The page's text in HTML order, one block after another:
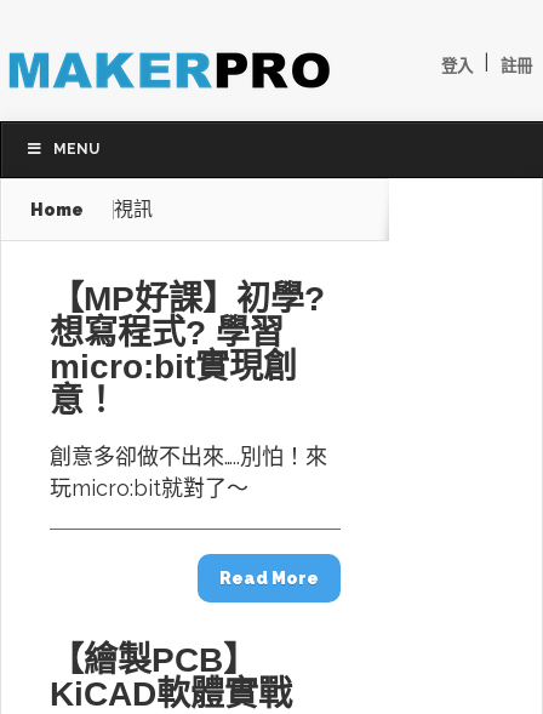
登入 註冊
MENU
Home 視訊
【MP好課】初學?
想寫程式? 學習
micro:bit實現創
意！
創意多卻做不出來…..別怕！來
玩micro:bit就對了～
Read More
【繪製PCB】
KiCAD軟體實戰